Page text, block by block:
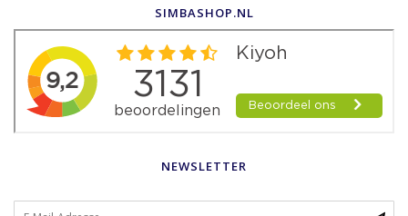
SIMBASHOP.NL
NEWSLETTER